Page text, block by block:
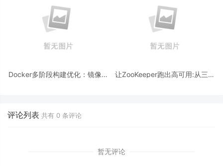
Docker多阶段构建优化：镜像体
让ZooKeeper跑出高可用:从三节
评论列表 共有 0 条评论
暂无评论